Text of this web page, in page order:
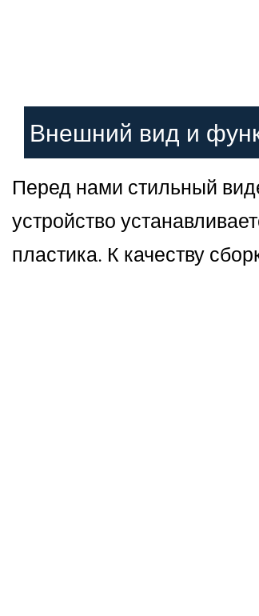
Внешний вид и
Перед нами стильный
устройство
пластика. К качеству